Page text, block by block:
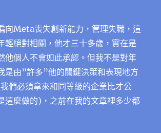
向Meta喪失創新能力，管理失職，這
輕絕對相關，他才三十多歲，實在是
他個人不會如此承認。但我不是對年
是由”許多”他的關鍵決策和表現地方
們必須拿來和同等級的企業比才公
這麼做的)，之前在我的文章裡多少都